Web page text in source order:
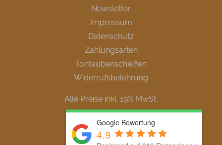
Newsletter
Impressum
Datenschutz
Zahlungsarten
Tontaubenschießen
Widerrufsbelehrung
Alle Preise inkl. 19% MwSt.
Google Bewertung
4.9